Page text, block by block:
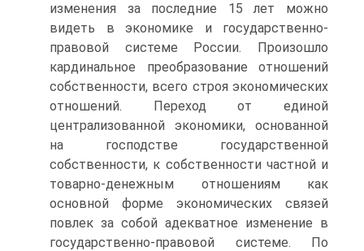
изменения за последние 15 лет можно
видеть в экономике и государственно-
правовой системе России. Произошло
кардинальное преобразование отношений
собственности, всего строя экономических
отношений. Переход от единой
централизованной экономики, основанной
на господстве государственной
собственности, к собственности частной и
товарно-денежным отношениям как
основной форме экономических связей
повлек за собой адекватное изменение в
государственно-правовой системе. По